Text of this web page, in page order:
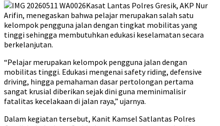
Kasat Lantas Polres Gresik, AKP Nur
Arifin, menegaskan bahwa pelajar merupakan salah satu
kelompok pengguna jalan dengan tingkat mobilitas yang
tinggi sehingga membutuhkan edukasi keselamatan secara
berkelanjutan.
“Pelajar merupakan kelompok pengguna jalan dengan
mobilitas tinggi. Edukasi mengenai safety riding, defensive
driving, hingga pemahaman dasar pertolongan pertama
sangat krusial diberikan sejak dini guna meminimalisir
fatalitas kecelakaan di jalan raya,” ujarnya.
Dalam kegiatan tersebut, Kanit Kamsel Satlantas Polres